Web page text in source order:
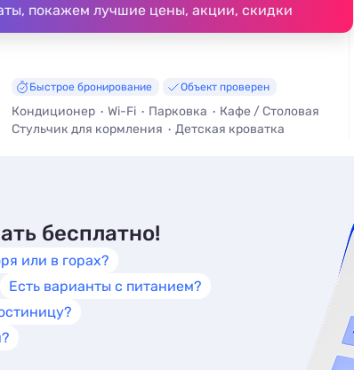
покажем лучшие цены, акции, скидки
Быстрое бронирование Объект проверен
Кондиционер Wi-Fi Парковка
Кафе / Столовая
Стульчик для кормления
Детская кроватка
бесплатно!
или в горах?
Есть варианты с питанием?